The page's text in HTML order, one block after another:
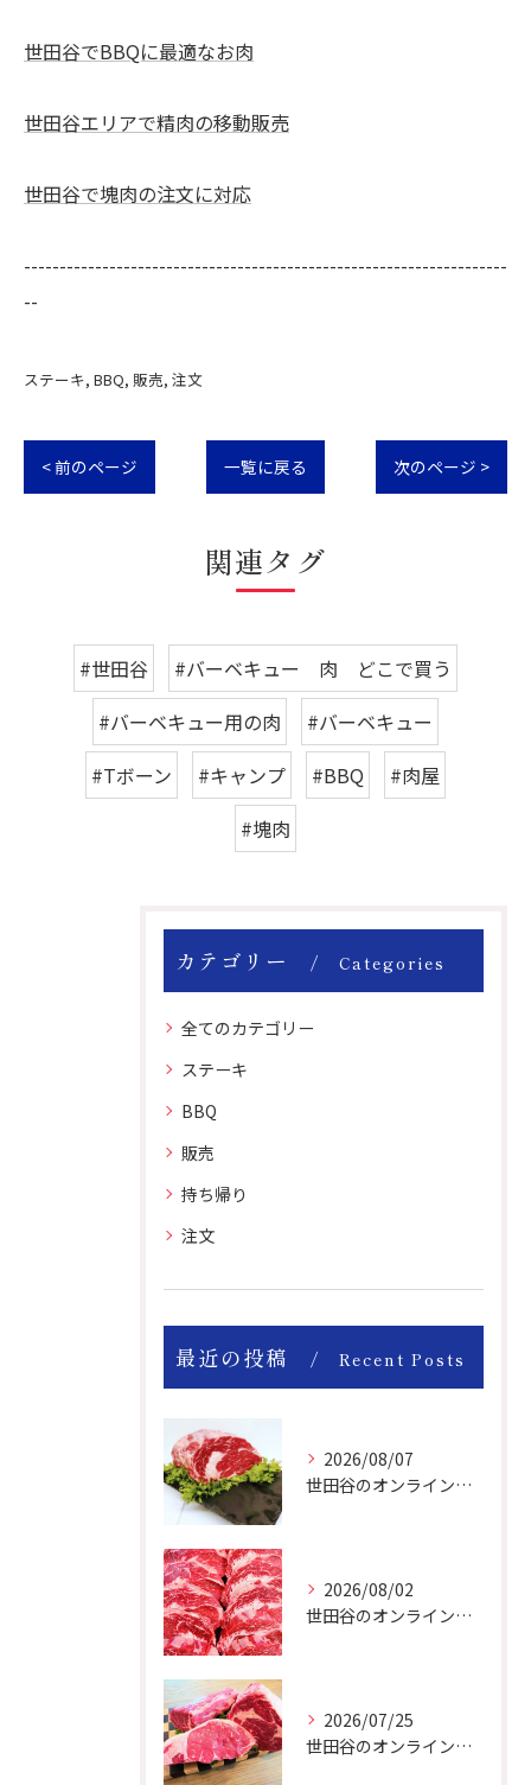
世田谷でBBQに最適なお肉
世田谷エリアで精肉の移動販売
世田谷で塊肉の注文に対応
--------------------------------------------------------------------
--
ステーキ BBQ 販売 注文
< 前のページ 一覧に戻る 次のページ >
関連タグ
#世田谷
#バーベキュー 肉 どこで買う
#バーベキュー用の肉
#バーベキュー
#Tボーン
#キャンプ #BBQ
#肉屋
#塊肉
カテゴリー Categories
全てのカテゴリー
ステーキ
BBQ
販売
持ち帰り
注文
最近の投稿 Recent Posts
2026/08/07
世田谷のオンライン肉屋のお肉は美味しいですよ！
2026/08/02
世田谷のオンライン肉屋は厳選輸入牛を取り扱っています。
2026/07/25
世田谷のオンライン肉屋の輸入牛は特別です。